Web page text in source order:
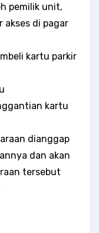
pemilik unit,
akses di pagar
kartu parkir
kartu
dianggap
dan akan
tersebut